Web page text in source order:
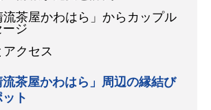
茶屋かわはら」からカップル
ジ
クセス
茶屋かわはら」周辺の縁結び
ト